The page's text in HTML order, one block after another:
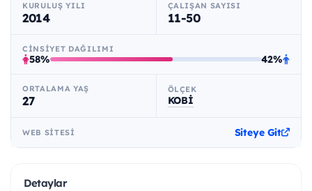
KURULUŞ YILI
2014
ÇALIŞAN SAYISI
11-50
CINSIYET DAĞILIMI
58% 42%
ORTALAMA YAŞ
27
ÖLÇEK
KOBİ
WEB SITESI Siteye Git
Detaylar